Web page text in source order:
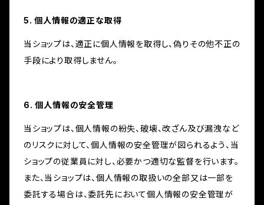
5. 個人情報の適正な取得
当ショップは、適正に個人情報を取得し、偽りその他不正の
手段により取得しません。
6. 個人情報の安全管理
当ショップは、個人情報の紛失、破壊、改ざん及び漏洩など
のリスクに対して、個人情報の安全管理が図られるよう、当
ショップの従業員に対し、必要かつ適切な監督を行います。
また、当ショップは、個人情報の取扱いの全部又は一部を
委託する場合は、委託先において個人情報の安全管理が